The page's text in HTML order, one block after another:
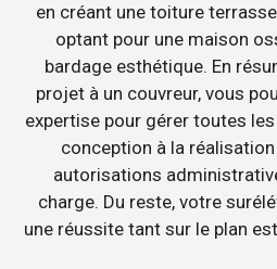
en créant une toiture
optant pour une maison
bardage esthétique. En
projet à un couvreur, vous
expertise pour gérer toutes
conception à la
autorisations
charge. Du reste, votre
une réussite tant sur le plan